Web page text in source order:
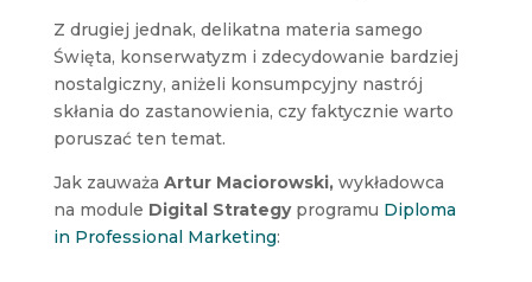
Z drugiej jednak, delikatna materia samego
Święta, konserwatyzm i zdecydowanie bardziej
nostalgiczny, aniżeli konsumpcyjny nastrój
skłania do zastanowienia, czy faktycznie warto
poruszać ten temat.
Jak zauważa Artur Maciorowski,wykładowca
na module Digital Strategyprogramu Diploma
in Professional Marketing: